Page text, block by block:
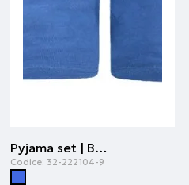
Pyjama set | Blu reale
Codice: 32-222104-9